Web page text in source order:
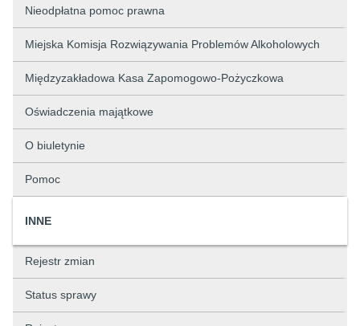
Nieodpłatna pomoc prawna
Miejska Komisja Rozwiązywania Problemów Alkoholowych
Międzyzakładowa Kasa Zapomogowo-Pożyczkowa
Oświadczenia majątkowe
O biuletynie
Pomoc
INNE
Rejestr zmian
Status sprawy